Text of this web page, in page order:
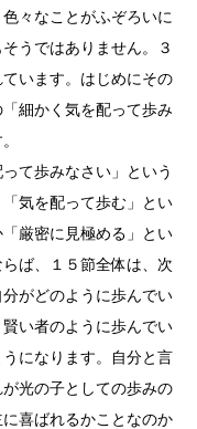
々なことがふぞろいに
うではありません。３
います。はじめにその
細かく気を配って歩み
て歩みなさい」という
気を配って歩む」とい
厳密に見極める」とい
ば、１５節全体は、次
がどのように歩んでい
い者のように歩んでい
になります。自分と言
光の子としての歩みの
喜ばれるかことなのか